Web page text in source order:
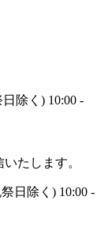
除く) 10:00 -
たします。
日除く) 10:00 -